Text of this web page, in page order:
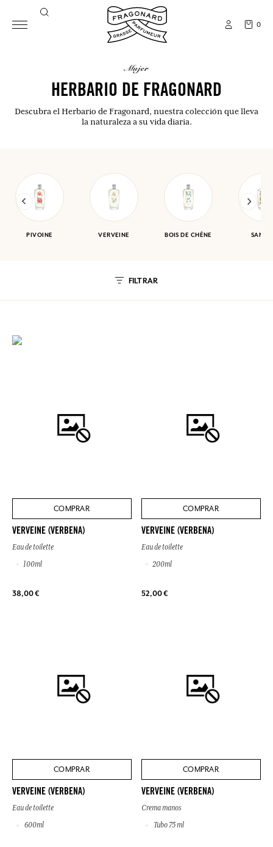
0
mujer
HERBARIO DE FRAGONARD
Descubra el Herbario de Fragonard, nuestra colección que lleva
la naturaleza a su vida diaria.
PIVOINE VERVEINE BOIS DE CHÊNE
FILTRAR
COMPRAR
VERVEINE (VERBENA)
Eau de toilette
100ml
38,00 €
COMPRAR
VERVEINE (VERBENA)
Eau de toilette
200ml
52,00 €
COMPRAR
VERVEINE (VERBENA)
Eau de toilette
600ml
COMPRAR
VERVEINE (VERBENA)
Crema manos
Tubo 75 ml